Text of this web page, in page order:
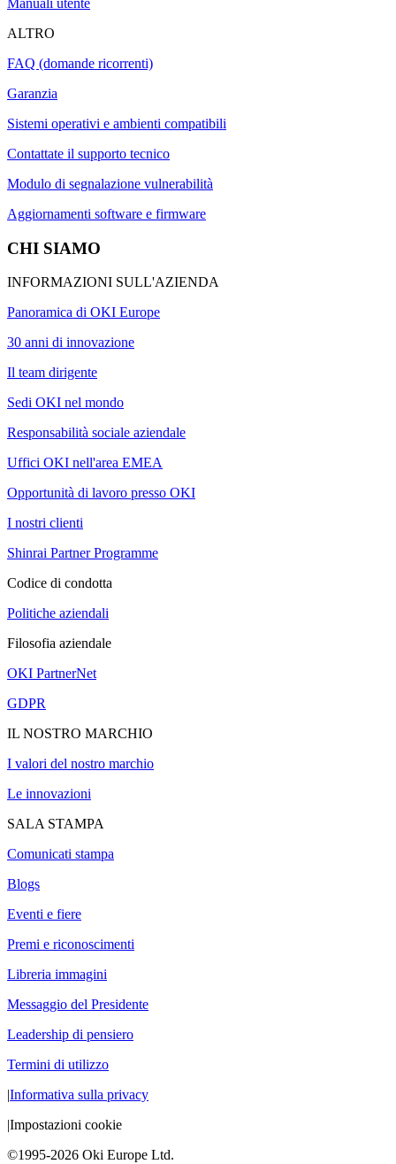
ALTRO
FAQ (domande ricorrenti)
Garanzia
Sistemi operativi e ambienti compatibili
Contattate il supporto tecnico
Modulo di segnalazione vulnerabilità
Aggiornamenti software e firmware
CHI SIAMO
INFORMAZIONI SULL'AZIENDA
Panoramica di OKI Europe
30 anni di innovazione
Il team dirigente
Sedi OKI nel mondo
Responsabilità sociale aziendale
Uffici OKI nell'area EMEA
Opportunità di lavoro presso OKI
I nostri clienti
Shinrai Partner Programme
Codice di condotta
Politiche aziendali
Filosofia aziendale
OKI PartnerNet
GDPR
IL NOSTRO MARCHIO
I valori del nostro marchio
Le innovazioni
SALA STAMPA
Comunicati stampa
Blogs
Eventi e fiere
Premi e riconoscimenti
Libreria immagini
Messaggio del Presidente
Leadership di pensiero
Termini di utilizzo
|Informativa sulla privacy
|Impostazioni cookie
©1995-2026 Oki Europe Ltd.